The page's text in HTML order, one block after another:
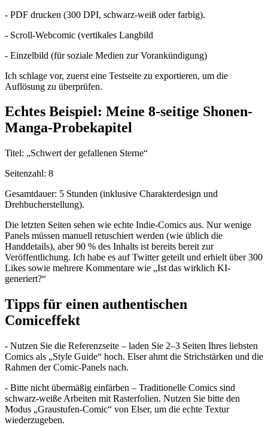
- PDF drucken (300 DPI, schwarz-weiß oder farbig).
- Scroll-Webcomic (vertikales Langbild
- Einzelbild (für soziale Medien zur Vorankündigung)
Ich schlage vor, zuerst eine Testseite zu exportieren, um die
Auflösung zu überprüfen.
Echtes Beispiel: Meine 8-seitige Shonen-
Manga-Probekapitel
Titel: „Schwert der gefallenen Sterne“
Seitenzahl: 8
Gesamtdauer: 5 Stunden (inklusive Charakterdesign und
Drehbucherstellung).
Die letzten Seiten sehen wie echte Indie-Comics aus. Nur wenige
Panels müssen manuell retuschiert werden (wie üblich die
Handdetails), aber 90 % des Inhalts ist bereits bereit zur
Veröffentlichung. Ich habe es auf Twitter geteilt und erhielt über 300
Likes sowie mehrere Kommentare wie „Ist das wirklich KI-
generiert?“
Tipps für einen authentischen
Comiceffekt
- Nutzen Sie die Referenzseite – laden Sie 2–3 Seiten Ihres liebsten
Comics als „Style Guide“ hoch. Elser ahmt die Strichstärken und die
Rahmen der Comic-Panels nach.
- Bitte nicht übermäßig einfärben – Traditionelle Comics sind
schwarz-weiße Arbeiten mit Rasterfolien. Nutzen Sie bitte den
Modus „Graustufen-Comic“ von Elser, um die echte Textur
wiederzugeben.